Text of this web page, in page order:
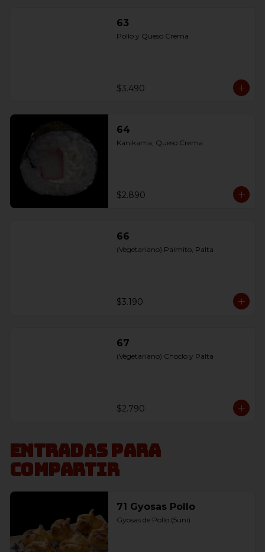
63
Pollo y Queso Crema
$3.490
64
Kanikama, Queso Crema
$2.890
66
(Vegetariano) Palmito, Palta
$3.190
67
(Vegetariano) Choclo y Palta
$2.790
Entradas para
compartir
71 Gyosas Pollo
Gyosas de Pollo (5uni)